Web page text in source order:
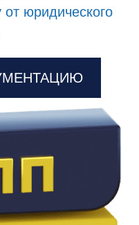
от юридического